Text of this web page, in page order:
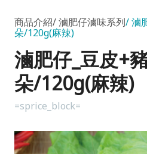
商品介紹 滷肥仔滷味系列 滷
朵/120g(麻辣)
滷肥仔_豆皮+
朵/120g(麻辣)
=sprice_block=